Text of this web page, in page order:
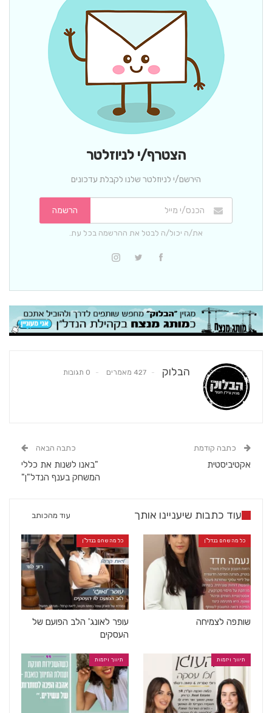
הצטרף/י לניוזלטר
הירשם/י לניוזלטר שלנו לקבלת עדכונים
הרשמה
את/ה יכול/ה לבטל את ההרשמה בכל עת.
הבלוק 427 מאמרים 0 תגובות
כתבה קודמת
אקטיביסטית
כתבה הבאה
"באנו לשנות את כללי
המשחק בענף הנדל"ן"
עוד כתבות שיעניינו אותך עוד מהכותב
כל מה שחם בנדל"ן
שותפה לצמיחה
כל מה שחם בנדל"ן
עופר לאונג' הלב הפועם של
העסקים
תיווך ויזמות תיווך ויזמות